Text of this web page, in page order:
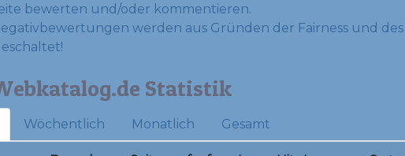
bewerten und/oder kommentieren.
werden aus Gründen der Fairness und des
Statistik
Wöchentlich Monatlich Gesamt